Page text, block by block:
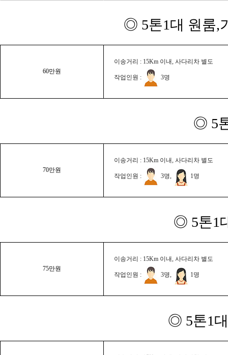
◎ 5톤1대 원룸,
60만원
이송거리 : 15Km 이내, 사다리차 별도
작업인원 : 3명
◎ 5
70만원
이송거리 : 15Km 이내, 사다리차 별도
작업인원 : 3명, 1명
◎ 5톤1
75만원
이송거리 : 15Km 이내, 사다리차 별도
작업인원 : 3명, 1명
◎ 5톤1